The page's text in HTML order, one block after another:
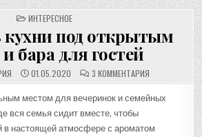
POSTED
IN
ИНТЕРЕСНОЕ
кухни под открытым
бара для гостей
01.05.2020 3 КОММЕНТАРИЯ
ЗАПИСИ
КУХНИ
И
местом для вечеринок и семейных
вся семья сидит вместе, чтобы
в настоящей атмосфере с ароматом